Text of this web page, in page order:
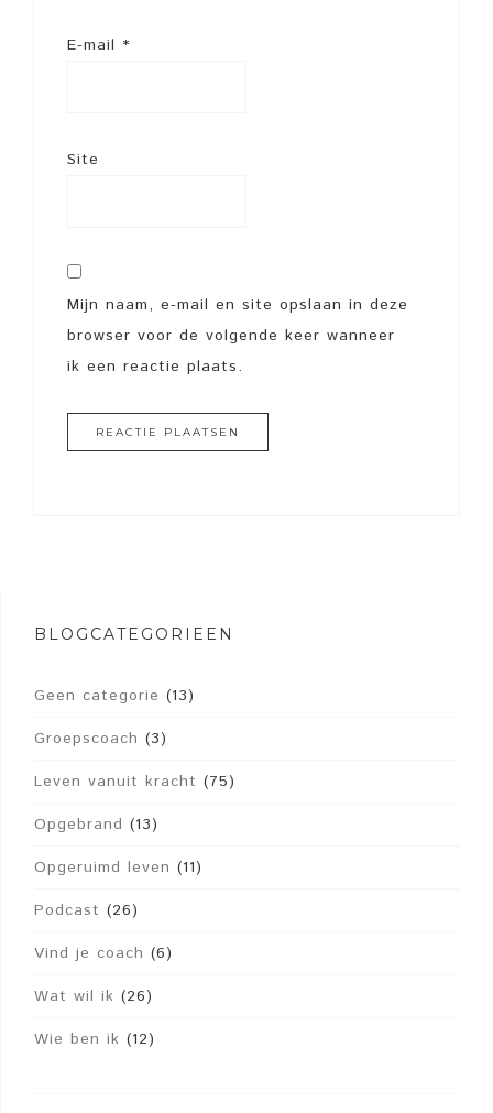
E-mail *
Site
Mijn naam, e-mail en site opslaan in deze
browser voor de volgende keer wanneer
ik een reactie plaats.
BLOGCATEGORIEËN
Geen categorie (13)
Groepscoach (3)
Leven vanuit kracht (75)
Opgebrand (13)
Opgeruimd leven (11)
Podcast (26)
Vind je coach (6)
Wat wil ik (26)
Wie ben ik (12)